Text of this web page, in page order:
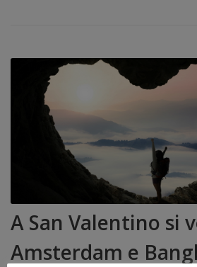
A San Valentino si
Amsterdam e